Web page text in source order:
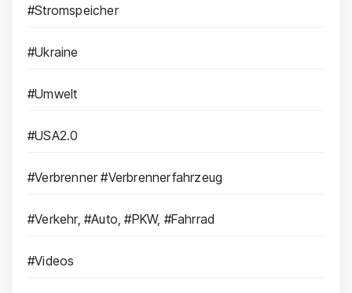
#Stromspeicher
#Ukraine
#Umwelt
#USA2.0
#Verbrenner #Verbrennerfahrzeug
#Verkehr, #Auto, #PKW, #Fahrrad
#Videos